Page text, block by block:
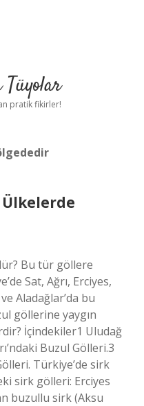
pratik fikirler!
Bu tür göllere
Sat, Ağrı, Erciyes,
Aladağlar’da bu
göllerine yaygın
İçindekiler1 Uludağ
Buzul Gölleri.3
Türkiye’de sirk
sirk gölleri: Erciyes
buzullu sirk (Aksu